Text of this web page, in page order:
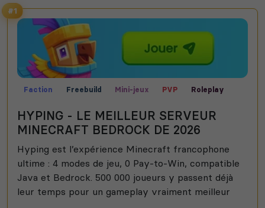
#1
Faction Freebuild Mini-jeux PVP
Roleplay
HYPING - LE MEILLEUR SERVEUR
MINECRAFT BEDROCK DE 2026
Hyping est l’expérience Minecraft francophone
ultime : 4 modes de jeu, 0 Pay-to-Win, compatible
Java et Bedrock. 500 000 joueurs y passent déjà
leur temps pour un gameplay vraiment meilleur